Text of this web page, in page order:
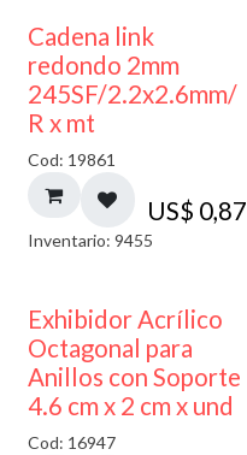
Cadena link
redondo 2mm
245SF/2.2x2.6mm/
R x mt
Cod: 19861
US$ 0,87
Inventario: 9455
50% DESCUENTO
Exhibidor Acrílico
Octagonal para
Anillos con Soporte
4.6 cm x 2 cm x und
Cod: 16947